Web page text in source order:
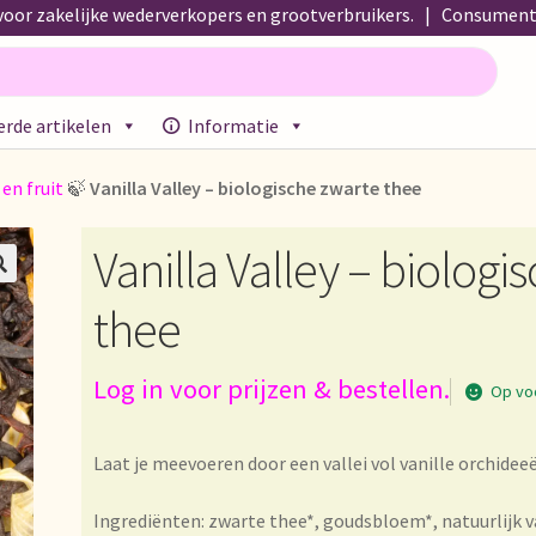
zakelijke wederverkopers en grootverbruikers. |
artikelen Informatie
de nous About us Acerca de nosotros
Geschäftsbedingungen Assortiment Assortiment
Betalen en kortingen Bezahlung und Rabatte
Bio-Zertifikate Biologische certificaten
et délai de livraisonCondiciones generales
list
Envío y entregaExpédition et livraisonFood safety
en fruit 🍃 Vanilla Valley – biologische zwarte thee
Vanilla Valley –
thee
Log in voor prijzen & bestellen. Op
Laat je meevoeren door een vallei vol vanille
Ingrediënten: zwarte thee*, goudsbloem*, natuurlijk